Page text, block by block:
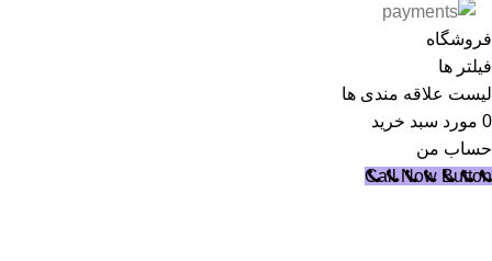
فروشگاه
فیلتر ها
لیست علاقه مندی ها
0 مورد سبد خرید
حساب من
Call Now Button